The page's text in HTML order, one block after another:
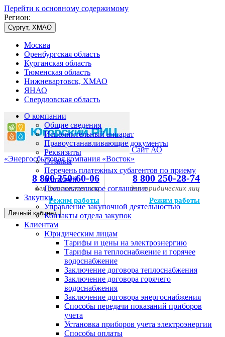
Перейти к основному содержимому
Регион:
Сургут, ХМАО
Москва
Оренбургская область
Курганская область
Тюменская область
Нижневартовск, ХМАО
ЯНАО
Свердловская область
Сайт АО
«Энергосбытовая компания «Восток»
8 800 250-60-06
для физических лиц
Режим работы
8 800 250-28-74
для юридических лиц
Режим работы
Личный кабинет
О компании
Общие сведения
Исполнительный аппарат
Правоустанавливающие документы
Реквизиты
Отзывы
Перечень платежных субагентов по приему
платежей
Пользовательское соглашение
Закупки
Управление закупочной деятельностью
Контакты отдела закупок
Клиентам
Юридическим лицам
Тарифы и цены на электроэнергию
Тарифы на теплоснабжение и горячее
водоснабжение
Заключение договора теплоснабжения
Заключение договора горячего
водоснабжения
Заключение договора энергоснабжения
Способы передачи показаний приборов
учета
Установка приборов учета электроэнергии
Способы оплаты